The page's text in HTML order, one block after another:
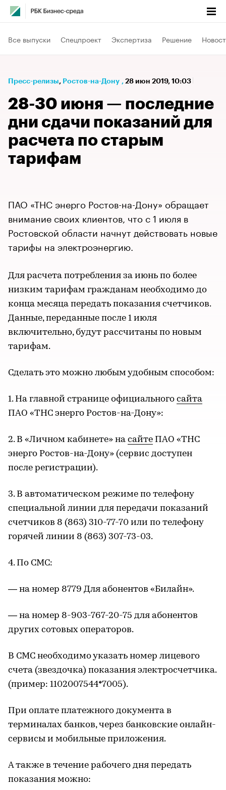
Все выпуски Спецпроект Экспертиза Решение
Пресс-релизы⁠, Ростов-на-Дону , 28 июн 2019, 10:03
28-30 июня — последние
дни cдачи показаний для
расчета по старым
тарифам
ПАО «ТНС энерго Ростов-на-Дону» обращает
внимание своих клиентов, что с 1 июля в
Ростовской области начнут действовать новые
тарифы на электроэнергию.
Для расчета потребления за июнь по более
низким тарифам гражданам необходимо до
конца месяца передать показания счетчиков.
Данные, переданные после 1 июля
включительно, будут рассчитаны по новым
тарифам.
Сделать это можно любым удобным способом:
1. На главной странице официального сайта
ПАО «ТНС энерго Ростов-на-Дону»:
2. В «Личном кабинете» на сайте ПАО «ТНС
энерго Ростов-на-Дону» (сервис доступен
после регистрации).
3. В автоматическом режиме по телефону
специальной линии для передачи показаний
счетчиков 8 (863) 310-77-70 или по телефону
горячей линии 8 (863) 307-73-03.
4. По СМС:
— на номер 8779 Для абонентов «Билайн».
— на номер 8-903-767-20-75 для абонентов
других сотовых операторов.
В СМС необходимо указать номер лицевого
счета (звездочка) показания электросчетчика.
(пример: 1102007544*7005).
При оплате платежного документа в
терминалах банков, через банковские онлайн-
сервисы и мобильные приложения.
А также в течение рабочего дня передать
показания можно: